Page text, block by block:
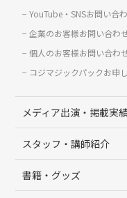
YouTube・SNSお問い合
企業のお客様お問い合わ
個人のお客様お問い合わ
コジマジックパックお申
メディア出演・掲載実
スタッフ・講師紹介
書籍・グッズ